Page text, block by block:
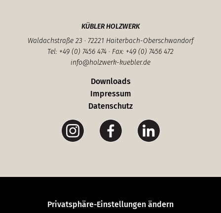
KÜBLER HOLZWERK
Waldachstraße 23 · 72221 Haiterbach-Oberschwandorf
Tel: +49 (0) 7456 474 · Fax: +49 (0) 7456 472
info@holzwerk-kuebler.de
Downloads
Impressum
Datenschutz
Privatsphäre-Einstellungen ändern